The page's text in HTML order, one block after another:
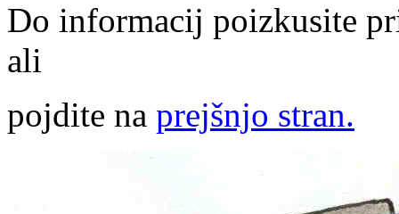
Do informacij poizkusite
ali
pojdite na prejšnjo stran.